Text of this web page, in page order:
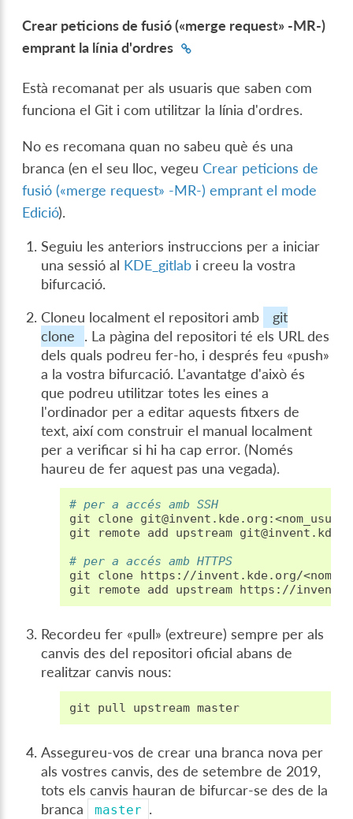
Crear peticions de fusió («merge request» -MR-)
emprant la línia d'ordres
Està recomanat per als usuaris que saben com
funciona el Git i com utilitzar la línia d'ordres.
No es recomana quan no sabeu què és una
branca (en el seu lloc, vegeuCrear peticions de
fusió («merge request» -MR-) emprant el mode
Edició).
Seguiu les anteriors instruccions per a iniciar
una sessió al KDE_gitlab i creeu la vostra
bifurcació.
Cloneu localment el repositori amb
git
clone
. La pàgina del repositori té els URL des
dels quals podreu fer-ho, i després feu «push»
a la vostra bifurcació. L'avantatge d'això és
que podreu utilitzar totes les eines a
l'ordinador per a editar aquests fitxers de
text, així com construir el manual localment
per a verificar si hi ha cap error. (Només
haureu de fer aquest pas una vegada).
# per a accés amb SSH
git
clone
git
remote add upstream
# per a accés amb HTTPS
git
clone https://invent.kde.org/
git
remote add upstream
Recordeu fer «pull» (extreure) sempre per als
canvis des del repositori oficial abans de
realitzar canvis nous:
git pull upstream
Assegureu-vos de crear una branca nova per
als vostres canvis, des de setembre de 2019,
tots els canvis hauran de bifurcar-se des de la
branca
master .